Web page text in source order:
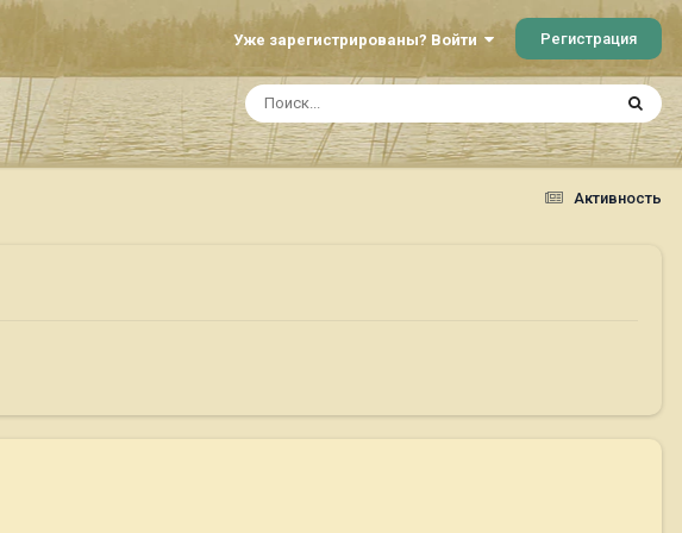
Уже зарегистрированы? Войти Регистрация
Активность